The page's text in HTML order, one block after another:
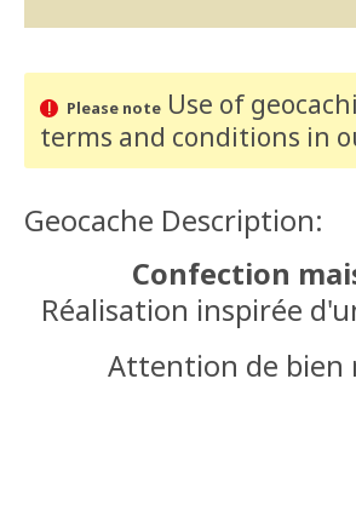
Please noteUse of
terms and conditions in
Geocache Description:
Confection
Réalisation inspirée
Attention de bien